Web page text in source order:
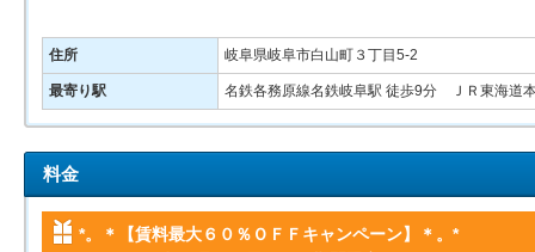
住所 岐阜県岐阜市白山町３丁目5-2
最寄り駅 名鉄各務原線名鉄岐阜駅 徒歩9分 ＪＲ東海
料金
*。＊【賃料最大６０％ＯＦＦキャンペーン】＊。*